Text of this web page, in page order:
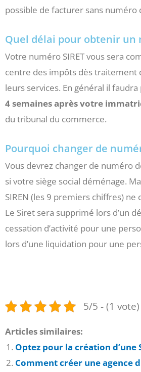
possible de facturer sans numéro
Quel délai pour obtenir un
Votre numéro SIRET vous sera
centre des impôts dès traitement
leurs services. En général il
4 semaines après votre
du tribunal du commerce.
Pourquoi changer de
Vous devrez changer de numéro
si votre siège social déménage.
SIREN (les 9 premiers chiffres) ne
Le Siret sera supprimé lors d’un
cessation d’activité pour une
lors d’une liquidation pour une
5/5 - (1 vote)
Articles similaires:
Optez pour la création d’une
Comment créer une agence